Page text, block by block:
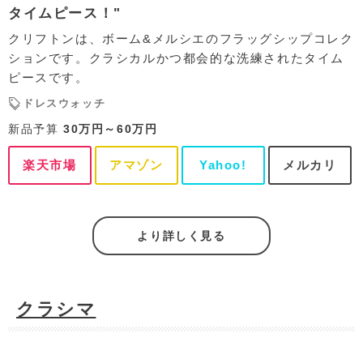
タイムピース！"
クリフトンは、ボーム&メルシエのフラッグシップコレク
ションです。クラシカルかつ都会的な洗練されたタイム
ピースです。
ドレスウォッチ
新品予算 30万円～60万円
楽天市場 アマゾン Yahoo! メルカリ
より詳しく見る
クラシマ